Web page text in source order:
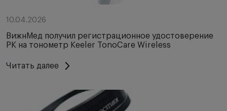
10.04.2026
ВижнМед получил регистрационное удостоверение
РК на тонометр Keeler TonoCare Wireless
Читать далее